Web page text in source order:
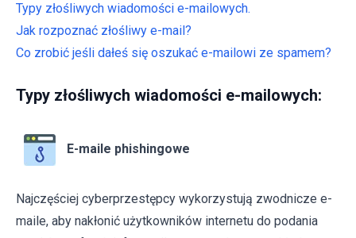
Typy złośliwych wiadomości e-mailowych.
Jak rozpoznać złośliwy e-mail?
Co zrobić jeśli dałeś się oszukać e-mailowi ze spamem?
Typy złośliwych wiadomości e-mailowych:
E-maile phishingowe
Najczęściej cyberprzestępcy wykorzystują zwodnicze e-
maile, aby nakłonić użytkowników internetu do podania